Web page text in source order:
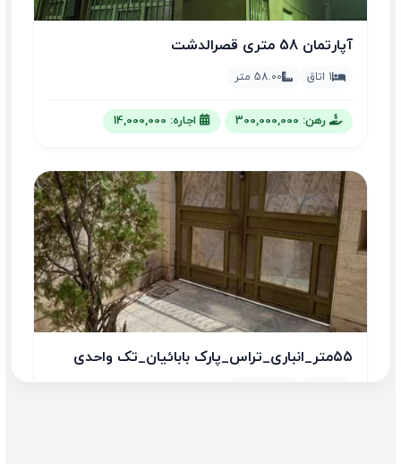
آپارتمان 58 متری قصرالدشت
1 اتاق 58.00 متر
رهن: 300,000,000 اجاره: 14,000,000
۵۵متر_انباری_تراس_پارک بابائیان_تک واحدی